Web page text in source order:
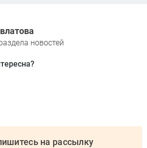
новостей
на рассылку